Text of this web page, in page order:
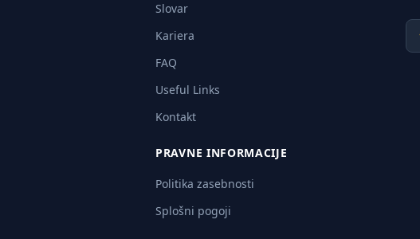
Slovar
Kariera
FAQ
Useful Links
Kontakt
PRAVNE INFORMACIJE
Politika zasebnosti
Splošni pogoji